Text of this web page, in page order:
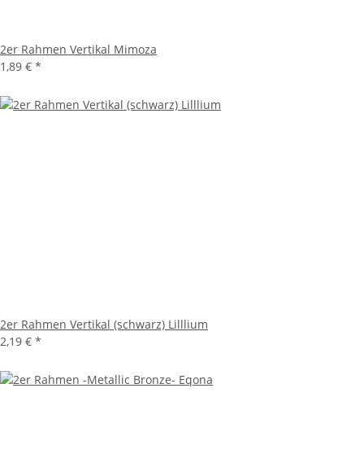
2er Rahmen Vertikal Mimoza
1,89 € *
2er Rahmen Vertikal (schwarz) Lilllium
2,19 € *